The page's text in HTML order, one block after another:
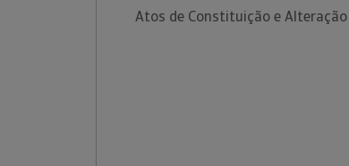
Atos de Constituição e Alteração